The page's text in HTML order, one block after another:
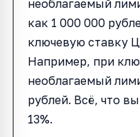
необлагаемый
как 1 000 000
ключевую ставку
Например, при
необлагаемый
рублей. Всё, что
13%.